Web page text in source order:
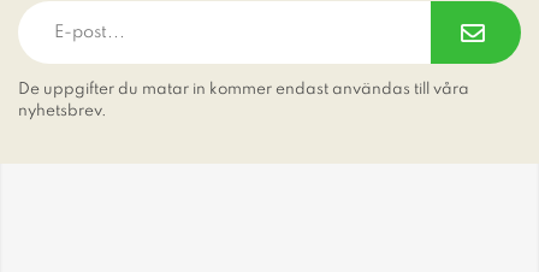
De uppgifter du matar in kommer endast användas till våra
nyhetsbrev.